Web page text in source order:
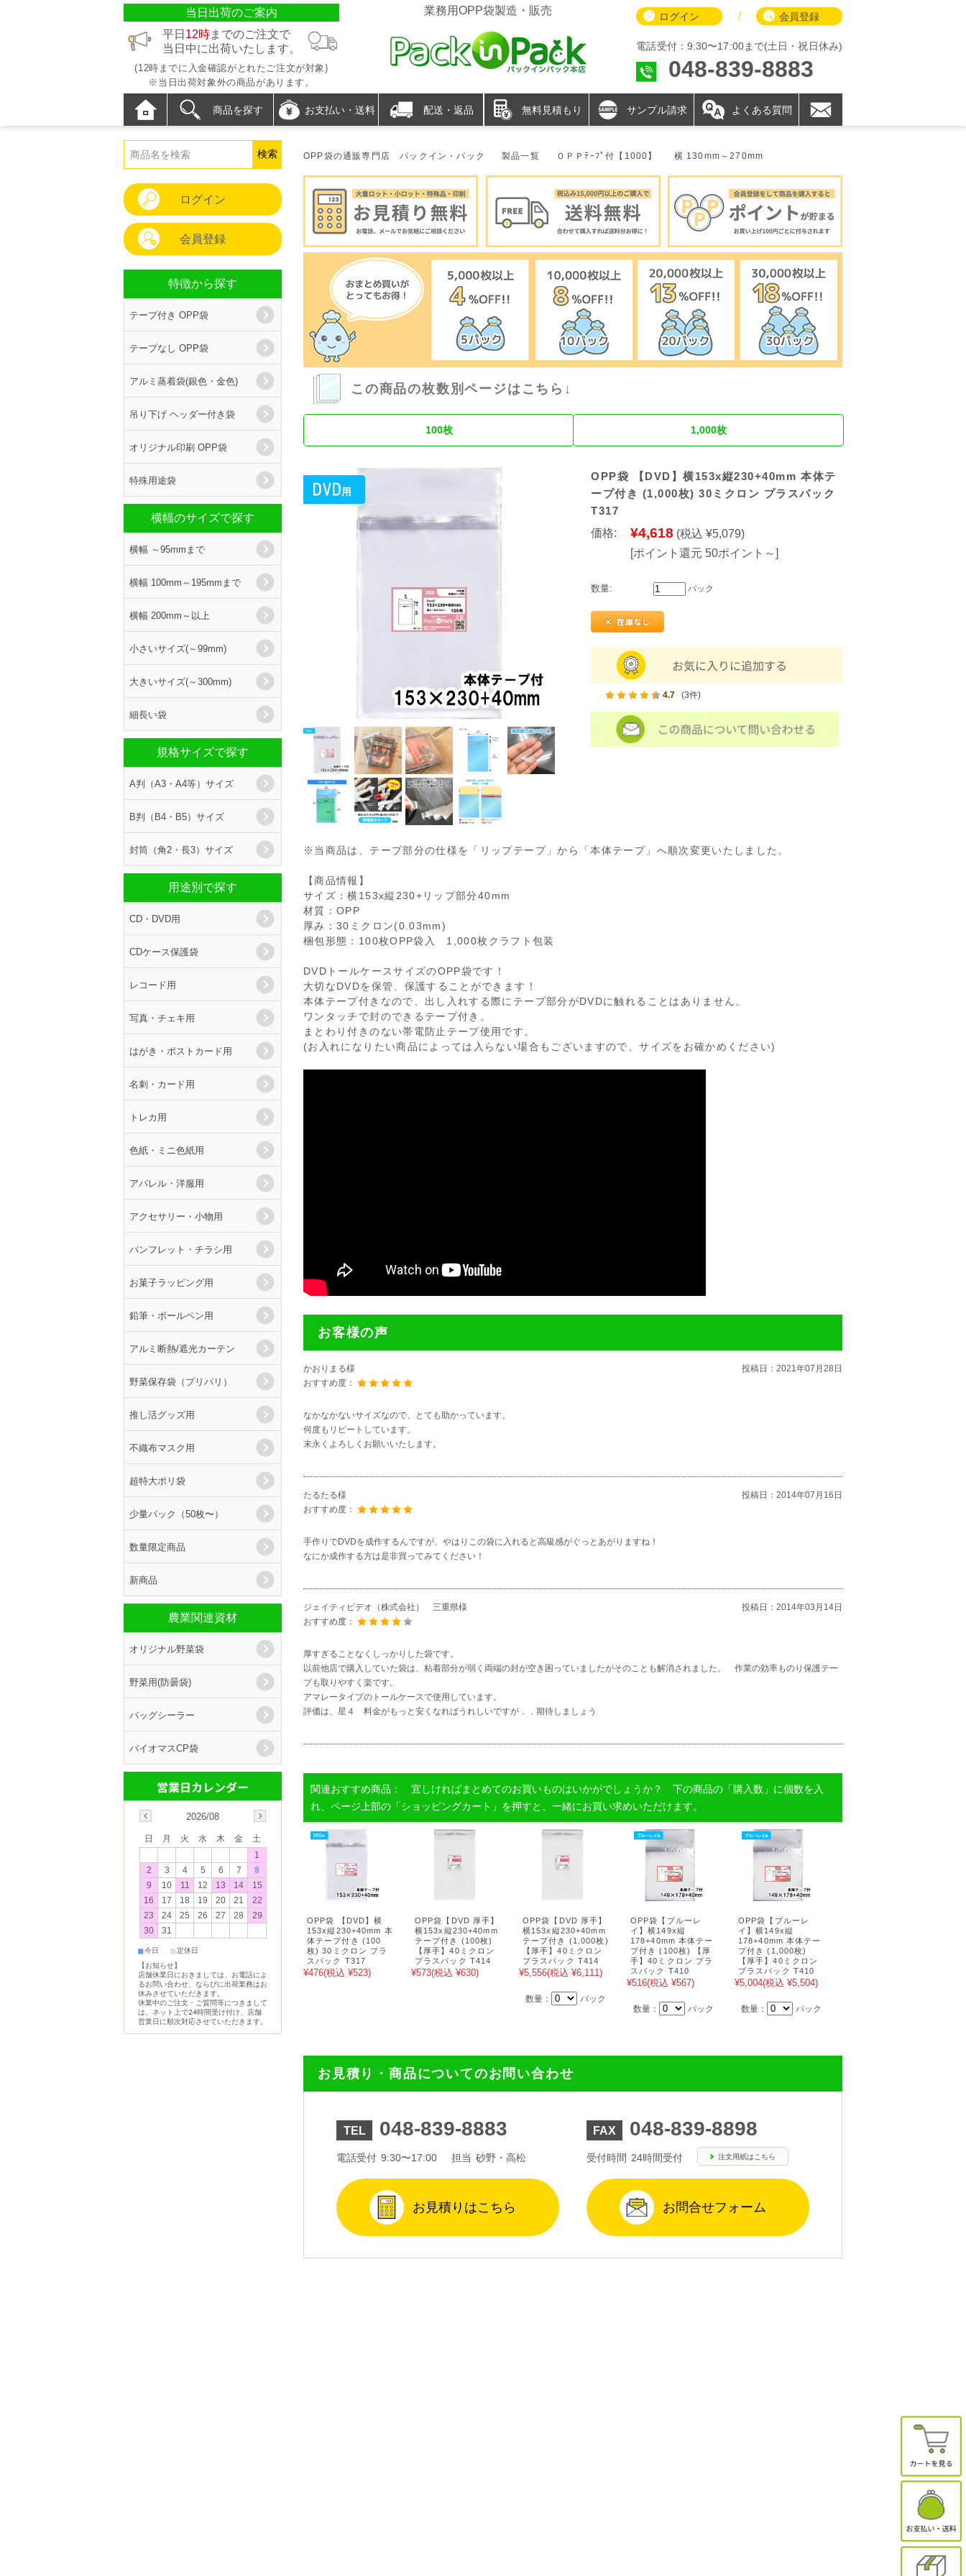
当日出荷のご案内
平日 12時までのご注文で
当日中に出荷いたします。
(12時までに入金確認がとれたご注文が対象)
※当日出荷対象外の商品があります。
業務用OPP袋製造・販売 ログイン / 会員登録
電話受付：9:30〜17:00まで(土日・祝日休み)
048-839-8883
商品を探す お支払い・送料 配送・返品 無料見積もり サンプル請求 よくある質問
OPP袋の通販専門店 パックイン・パック 製品一覧 ＯＰＰﾃｰﾌﾟ付【1000】 横 130mm～270mm
この商品の枚数別ページはこちら↓
100枚 1,000枚
OPP袋 【DVD】横153x縦230+40mm 本体テ
ープ付き (1,000枚) 30ミクロン プラスパック
T317
価格:
¥4,618 (税込 ¥5,079)
[ポイント還元 50ポイント～]
数量: パック
4.7 (3件)
※当商品は、テープ部分の仕様を「リップテープ」から「本体テープ」へ順次変更いたしました。
【商品情報】
サイズ：横153x縦230+リップ部分40mm
材質：OPP
厚み：30ミクロン(0.03mm)
梱包形態：100枚OPP袋入 1,000枚クラフト包装
DVDトールケースサイズのOPP袋です！
大切なDVDを保管、保護することができます！
本体テープ付きなので、出し入れする際にテープ部分がDVDに触れることはありません。
ワンタッチで封のできるテープ付き。
まとわり付きのない帯電防止テープ使用です。
(お入れになりたい商品によっては入らない場合もございますので、サイズをお確かめください)
お客様の声
かおりまる様 投稿日： 2021年07月28日
おすすめ度：
なかなかないサイズなので、とても助かっています。
何度もリピートしています。
末永くよろしくお願いいたします。
たるたる様 投稿日： 2014年07月16日
おすすめ度：
手作りでDVDを成作するんですが、やはりこの袋に入れると高級感がぐっとあがりますね！
なにか成作する方は是非買ってみてください！
ジェイティビデオ（株式会社） 三重県様 投稿日： 2014年03月14日
おすすめ度：
厚すぎることなくしっかりした袋です。
以前他店で購入していた袋は、粘着部分が弱く両端の封が空き困っていましたがそのことも解消されました。 作業の効率ものり保護テー
プも取りやすく楽です。
アマレータイプのトールケースで使用しています。
評価は、星４ 料金がもっと安くなればうれしいですが．．期待しましょう
関連おすすめ商品： 宜しければまとめてのお買いものはいかがでしょうか？ 下の商品の「購入数」に個数を入
れ、ページ上部の「ショッピングカート」を押すと、一緒にお買い求めいただけます。
OPP袋 【DVD】横
153x縦230+40mm 本
体テープ付き (100
枚) 30ミクロン プラ
スパック T317
¥476(税込 ¥523)
OPP袋【DVD 厚手】
横153x縦230+40mm
テープ付き (100枚)
【厚手】40ミクロン
プラスパック T414
¥573(税込 ¥630)
OPP袋【DVD 厚手】
横153x縦230+40mm
テープ付き (1,000枚)
【厚手】40ミクロン
プラスパック T414
¥5,556(税込 ¥6,111)
数量： パック
OPP袋【ブルーレ
イ】横149x縦
178+40mm 本体テー
プ付き (100枚) 【厚
手】40ミクロン プラ
スパック T410
¥516(税込 ¥567)
数量： パック
OPP袋【ブルーレ
イ】横149x縦
178+40mm 本体テー
プ付き (1,000枚)
【厚手】40ミクロン
プラスパック T410
¥5,004(税込 ¥5,504)
数量： パック
お見積り・商品についてのお問い合わせ
TEL 048-839-8883
電話受付 9:30〜17:00 担当 砂野・高松
お見積りはこちら
FAX 048-839-8898
受付時間 24時間受付 注文用紙はこちら
お問合せフォーム
ログイン
会員登録
特徴から探す
テープ付き OPP袋
テープなし OPP袋
アルミ蒸着袋(銀色・金色)
吊り下げ ヘッダー付き袋
オリジナル印刷 OPP袋
特殊用途袋
横幅のサイズで探す
横幅 ～95mmまで
横幅 100mm～195mmまで
横幅 200mm～以上
小さいサイズ(～99mm)
大きいサイズ(～300mm)
細長い袋
規格サイズで探す
A判（A3・A4等）サイズ
B判（B4・B5）サイズ
封筒（角2・長3）サイズ
用途別で探す
CD・DVD用
CDケース保護袋
レコード用
写真・チェキ用
はがき・ポストカード用
名刺・カード用
トレカ用
色紙・ミニ色紙用
アパレル・洋服用
アクセサリー・小物用
パンフレット・チラシ用
お菓子ラッピング用
鉛筆・ボールペン用
アルミ断熱/遮光カーテン
野菜保存袋（プリパリ）
推し活グッズ用
不織布マスク用
超特大ポリ袋
少量パック（50枚〜）
数量限定商品
新商品
農業関連資材
オリジナル野菜袋
野菜用(防曇袋)
バッグシーラー
バイオマスCP袋
2026/08
日 月 火 水 木 金
土
1
2
3 4 5 6 7
8
9
10 11 12 13 14
15
16
17 18 19 20 21
22
23
24 25 26 27 28
29
30
31
■今日 ■定休日
【お知らせ】
店舗休業日におきましては、お電話によ
るお問い合わせ、ならびに出荷業務はお
休みさせていただきます。
休業中のご注文・ご質問等につきまして
は、ネット上で24時間受け付け、店舗
営業日に順次対応させていただきます。